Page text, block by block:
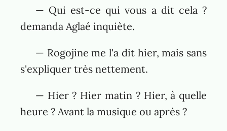
— Qui est-ce qui vous a dit cela ?
demanda Aglaé inquiète.
— Rogojine me l'a dit hier, mais sans
s'expliquer très nettement.
— Hier ? Hier matin ? Hier, à quelle
heure ? Avant la musique ou après ?